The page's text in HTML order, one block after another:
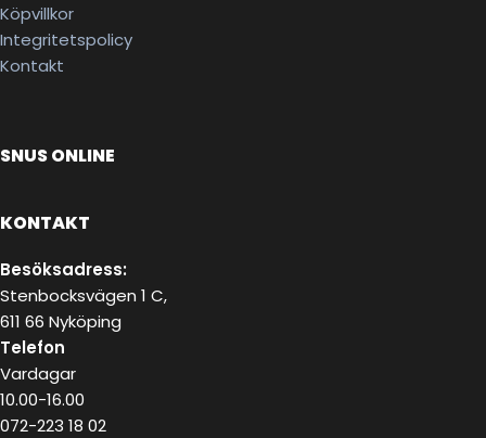
Köpvillkor
Integritetspolicy
Kontakt
SNUS ONLINE
KONTAKT
Besöksadress:
Stenbocksvägen 1 C,
611 66 Nyköping
Telefon
Vardagar
10.00-16.00
072-223 18 02